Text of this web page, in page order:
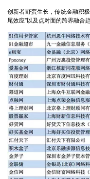
创新者野蛮生长，传统金融积
尾效应”以及点对面的跨界融合